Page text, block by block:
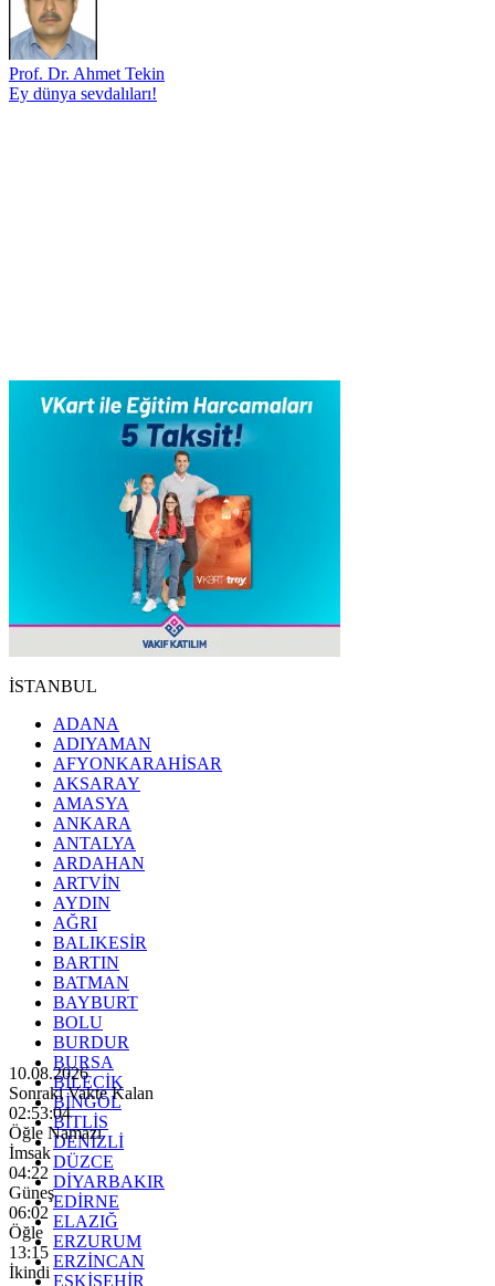
Prof. Dr. Ahmet Tekin
Ey dünya sevdalıları!
İSTANBUL
ADANA
ADIYAMAN
AFYONKARAHİSAR
AKSARAY
AMASYA
ANKARA
ANTALYA
ARDAHAN
ARTVİN
AYDIN
AĞRI
BALIKESİR
BARTIN
BATMAN
BAYBURT
BOLU
BURDUR
BURSA
BİLECİK
BİNGÖL
BİTLİS
DENİZLİ
DÜZCE
DİYARBAKIR
EDİRNE
ELAZIĞ
ERZURUM
ERZİNCAN
ESKİŞEHİR
10.08.2026
Sonraki Vakte Kalan
02:53:03
Öğle Namazı
İmsak
04:22
Güneş
06:02
Öğle
13:15
İkindi